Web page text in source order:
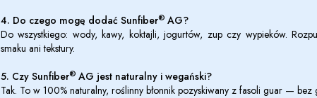
4. Do czego mogę dodać Sunfiber® AG?
Do wszystkiego: wody, kawy, koktajli, jogurtów, zup czy wypieków.
smaku ani tekstury.
5. Czy Sunfiber® AG jest naturalny i wegański?
Tak. To w 100% naturalny, roślinny błonnik pozyskiwany z fasoli guar —